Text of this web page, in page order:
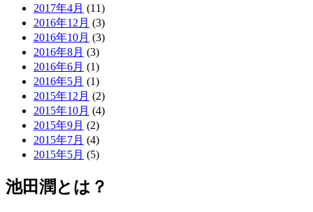
2017年4月 (11)
2016年12月 (3)
2016年10月 (3)
2016年8月 (3)
2016年6月 (1)
2016年5月 (1)
2015年12月 (2)
2015年10月 (4)
2015年9月 (2)
2015年7月 (4)
2015年5月 (5)
池田潤とは？